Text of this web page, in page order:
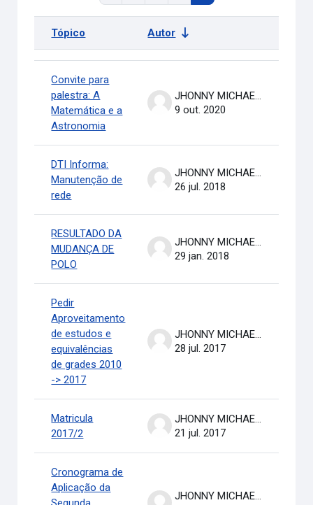
Status
Tópico Autor
Convite para
palestra: A
Matemática e a
Astronomia
JHONNY MICHAEL COSTA
9 out. 2020
DTI Informa:
Manutenção de
rede
JHONNY MICHAEL COSTA
26 jul. 2018
RESULTADO DA
MUDANÇA DE
POLO
JHONNY MICHAEL COSTA
29 jan. 2018
Pedir
Aproveitamento
de estudos e
equivalências
de grades 2010
-> 2017
JHONNY MICHAEL COSTA
28 jul. 2017
Matricula
2017/2
JHONNY MICHAEL COSTA
21 jul. 2017
Cronograma de
Aplicação da
JHONNY MICHAEL COSTA